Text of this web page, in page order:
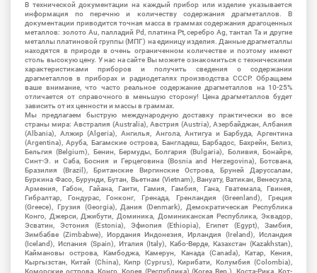
В технической документации на каждый прибор или изделие указывается
информация по перечню и количеству содержания драгметаллов. В
документации приводится точная масса в граммах содержания драгоценных
металлов: золото Au, палладий Pd, платина Pt, серебро Ag, тантал Ta и другие
металлы платиновой группы (МПГ) на единицу изделия. Данные драгметаллы
находятся в природе в очень ограниченном количестве и поэтому имеют
столь высокую цену. У нас на сайте Вы можете ознакомиться с техническими
характеристиками приборов и получить сведения о содержании
драгметаллов в приборах и радиодеталях производства СССР. Обращаем
ваше внимание, что часто реальное содержание драгметаллов на 10-25%
отличается от справочного в меньшую сторону! Цена драгметаллов будет
зависить от их ценности и массы в граммах.
Мы предлагаем быструю международную доставку практически во все
страны мира: Австралия (Australia), Австрия (Austria), Азербайджан, Албания
(Albania), Алжир (Algeria), Ангилья, Ангола, Антигуа и Барбуда, Аргентина
(Argentina), Аруба, Багамские острова, Бангладеш, Барбадос, Бахрейн, Белиз,
Бельгия (Belgium), Бенин, Бермуды, Болгария (Bulgaria), Боливия, Бонайре,
Синт-Э. и Саба, Босния и Герцеговина (Bosnia and Herzegovina), Ботсвана,
Бразилия (Brazil), Британские Виргинские Острова, Бруней Даруссалам,
Буркина Фасо, Бурунди, Бутан, Вьетнам (Vietnam), Вануату, Ватикан, Венесуэла,
Армения, Габон, Гайана, Гаити, Гамия, Гамбия, Гана, Гватемала, Гвинея,
Гибралтар, Гондурас, Гонконг, Гренада, Гренландия (Greenland), Греция
(Greece), Грузия (Georgia), Дания (Denmark), Демократическая Республика
Конго, Джерси, Джибути, Доминика, Доминиканская Республика, Эквадор,
Эсватин, Эстония (Estonia), Эфиопия (Ethiopia), Египет (Egypt), Замбия,
Зимбабве (Zimbabwe), Иордания Индонезия, Ирландия (Ireland), Исландия
(Iceland), Испания (Spain), Италия (Italy), Кабо-Верде, Казахстан (Kazakhstan),
Каймановы острова, Камбоджа, Камерун, Канада (Canada), Катар, Кения,
Кыргызстан, Китай (China), Кипр (Cyprus), Кирибати, Колумбия (Colombia),